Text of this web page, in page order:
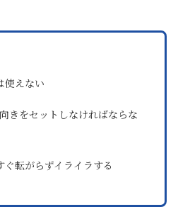
使えない
きをセットしなければならな
転がらずイライラする